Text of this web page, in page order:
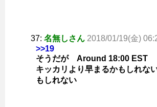
37: 名無しさん 2018/01/19(金)
>>19
そうだが Around 18:00 EST
キッカリより早まるかもしれな
もしれない